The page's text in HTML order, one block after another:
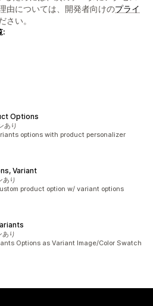
由については、開発者向けのプライ
さい。
:
Options
あり
options with product personalizer
Variant
あり
product option w/ variant options
あり
Options as Variant Image/Color Swatch